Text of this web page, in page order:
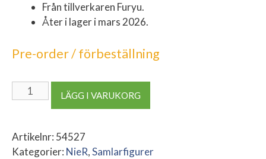
Från tillverkaren Furyu.
Åter i lager i mars 2026.
Pre-order / förbeställning
NIER
AUTOMATA
2B
Statue
LÄGG I VARUKORG
Artikelnr: 54527
Kategorier: NieR,Samlarfigurer